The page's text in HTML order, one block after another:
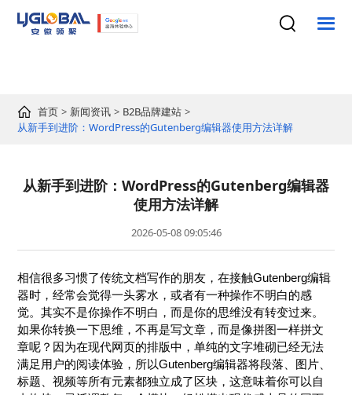
首页 新闻资讯
B2B品牌建站
从新手到进阶：WordPress的Gutenberg编辑器使用方法详解
从新手到进阶：WordPress的Gutenberg编辑器
使用方法详解
2026-05-08 09:05:46
相信很多习惯了传统文档写作的朋友，在接触Gutenberg编辑
器时，经常会觉得一头雾水，或者有一种操作不明白的感
觉。其实不是你操作不明白，而是你的思维没有转变过来。
如果你转换一下思维，不再是写文章，而是像拼图一样拼文
章呢？因为在现代网页的排版中，单纯的文字堆砌已经无法
满足用户的阅读体验，所以Gutenberg编辑器将段落、图片、
标题、视频等所有元素都独立成了区块，这意味着你可以自